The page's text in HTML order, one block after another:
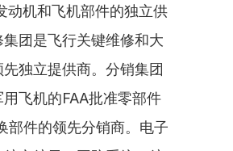
动机和飞机部件的独立供
团是飞行关键维修和大
独立提供商。分销集团
飞机的FAA批准零部件
部件的领先分销商。电子